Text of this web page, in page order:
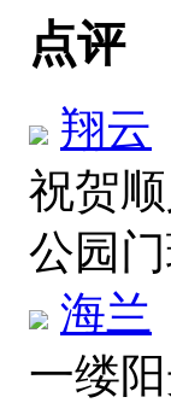
点评
翔云
祝贺
公园
海兰
一缕